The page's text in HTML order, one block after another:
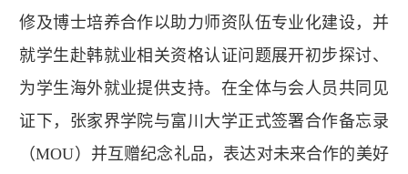
修及博士培养合作以助力师资队伍专业化建设，并
就学生赴韩就业相关资格认证问题展开初步探讨、
为学生海外就业提供支持。在全体与会人员共同见
证下，张家界学院与富川大学正式签署合作备忘录
（MOU）并互赠纪念礼品，表达对未来合作的美好